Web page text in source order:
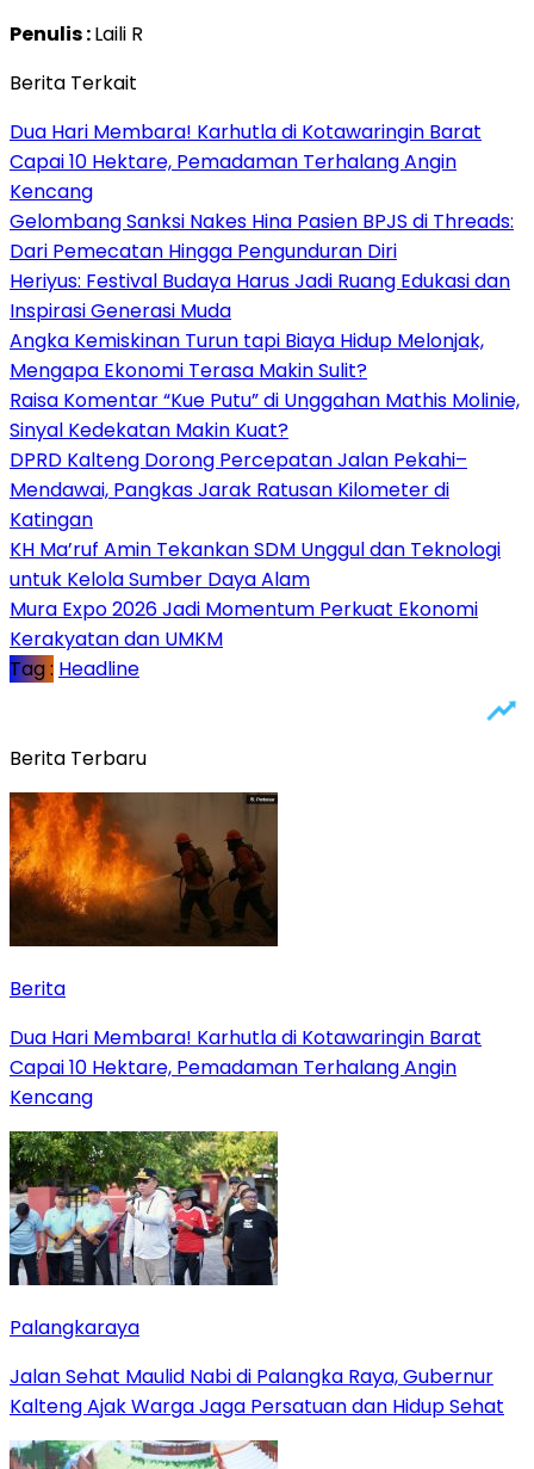
Penulis :Laili R
Berita Terkait
Dua Hari Membara! Karhutla di Kotawaringin Barat
Capai 10 Hektare, Pemadaman Terhalang Angin
Kencang
Gelombang Sanksi Nakes Hina Pasien BPJS di Threads:
Dari Pemecatan Hingga Pengunduran Diri
Heriyus: Festival Budaya Harus Jadi Ruang Edukasi dan
Inspirasi Generasi Muda
Angka Kemiskinan Turun tapi Biaya Hidup Melonjak,
Mengapa Ekonomi Terasa Makin Sulit?
Raisa Komentar “Kue Putu” di Unggahan Mathis Molinie,
Sinyal Kedekatan Makin Kuat?
DPRD Kalteng Dorong Percepatan Jalan Pekahi–
Mendawai, Pangkas Jarak Ratusan Kilometer di
Katingan
KH Ma’ruf Amin Tekankan SDM Unggul dan Teknologi
untuk Kelola Sumber Daya Alam
Mura Expo 2026 Jadi Momentum Perkuat Ekonomi
Kerakyatan dan UMKM
Tag : Headline
Berita Terbaru
Berita
Dua Hari Membara! Karhutla di Kotawaringin Barat
Capai 10 Hektare, Pemadaman Terhalang Angin
Kencang
Palangkaraya
Jalan Sehat Maulid Nabi di Palangka Raya, Gubernur
Kalteng Ajak Warga Jaga Persatuan dan Hidup Sehat